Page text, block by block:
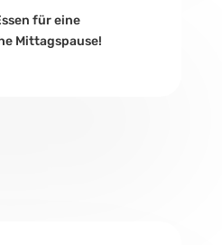
für eine
Mittagspause!